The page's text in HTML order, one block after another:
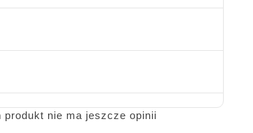
produkt nie ma jeszcze opinii